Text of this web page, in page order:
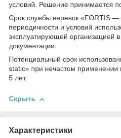
условий. Решение принимается
Срок службы веревок «FORTIS —
периодичности и условий
эксплуатирующей организацией
документации.
Потенциальный срок
static» при нечастом применении
5 лет.
Скрыть
Характеристики